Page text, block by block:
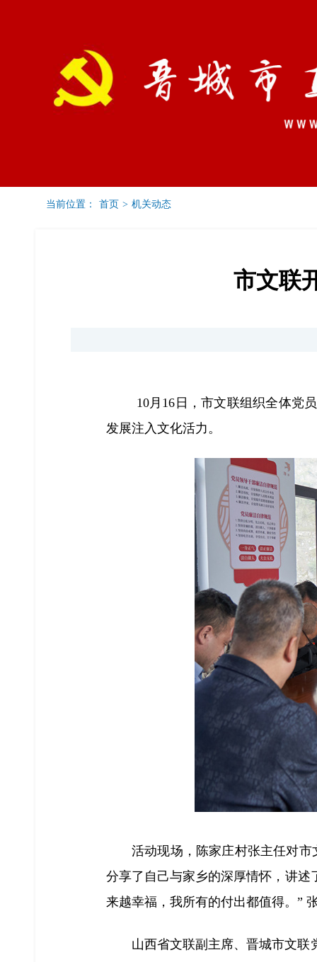
党建要闻 通知公告
当前位置： 首页 > 机关动态
市文联
10月16日，市文联组织全体党
发展注入文化活力。
活动现场，陈家庄村张主任对
分享了自己与家乡的深厚情怀，讲
来越幸福，我所有的付出都值得。”
山西省文联副主席、晋城市文联